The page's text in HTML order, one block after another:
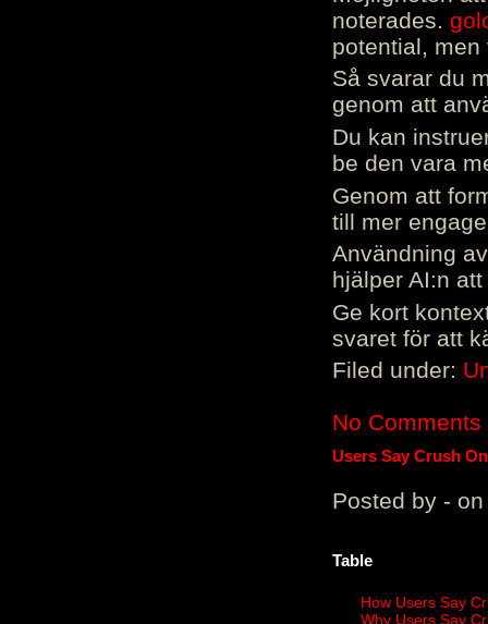
noterades.
potential, men
Så svarar du
genom att
Du kan
be den vara
Genom att
till mer
Användning
hjälper AI:n
Ge kort
svaret för att
Filed under:
No Comments
Users Say Crush
Posted by - on
Table
How Users Say
Why Users Say